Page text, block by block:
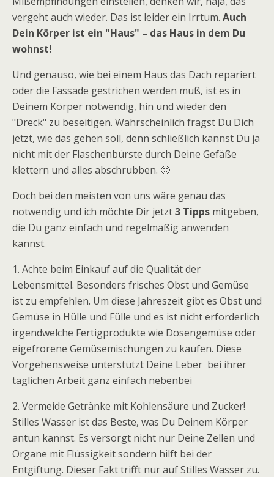
vergeht auch wieder. Das ist leider ein Irrtum. Auch
Dein Körper ist ein "Haus" – das Haus in dem Du
wohnst!
Und genauso, wie bei einem Haus das Dach repariert
oder die Fassade gestrichen werden muß, ist es in
Deinem Körper notwendig, hin und wieder den
"Dreck" zu beseitigen. Wahrscheinlich fragst Du Dich
jetzt, wie das gehen soll, denn schließlich kannst Du ja
nicht mit der Flaschenbürste durch Deine Gefäße
klettern und alles abschrubben. 🙂
Doch bei den meisten von uns wäre genau das
notwendig und ich möchte Dir jetzt3 Tipps mitgeben,
die Du ganz einfach und regelmäßig anwenden
kannst.
1. Achte beim Einkauf auf die Qualität der
Lebensmittel. Besonders frisches Obst und Gemüse
ist zu empfehlen. Um diese Jahreszeit gibt es Obst und
Gemüse in Hülle und Fülle und es ist nicht erforderlich
irgendwelche Fertigprodukte wie Dosengemüse oder
eigefrorene Gemüsemischungen zu kaufen. Diese
Vorgehensweise unterstützt Deine Leber bei ihrer
täglichen Arbeit ganz einfach nebenbei
2. Vermeide Getränke mit Kohlensäure und Zucker!
Stilles Wasser ist das Beste, was Du Deinem Körper
antun kannst. Es versorgt nicht nur Deine Zellen und
Organe mit Flüssigkeit sondern hilft bei der
Entgiftung. Dieser Fakt trifft nur auf Stilles Wasser zu.